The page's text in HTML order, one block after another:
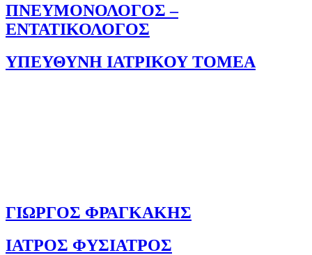
ΠΝΕΥΜΟΝΟΛΟΓΟΣ –
ΕΝΤΑΤΙΚΟΛΟΓΟΣ
ΥΠΕΥΘΥΝΗ ΙΑΤΡΙΚΟΥ ΤΟΜΕΑ
ΓΙΩΡΓΟΣ ΦΡΑΓΚΑΚΗΣ
ΙΑΤΡΟΣ ΦΥΣΙΑΤΡΟΣ